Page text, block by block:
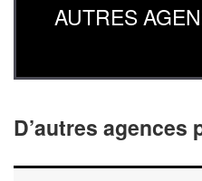
AUTRES
D’autres agences